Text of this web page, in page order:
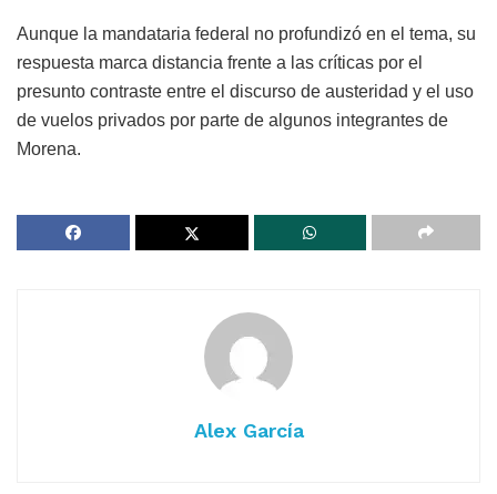
Aunque la mandataria federal no profundizó en el tema, su
respuesta marca distancia frente a las críticas por el
presunto contraste entre el discurso de austeridad y el uso
de vuelos privados por parte de algunos integrantes de
Morena.
Alex García